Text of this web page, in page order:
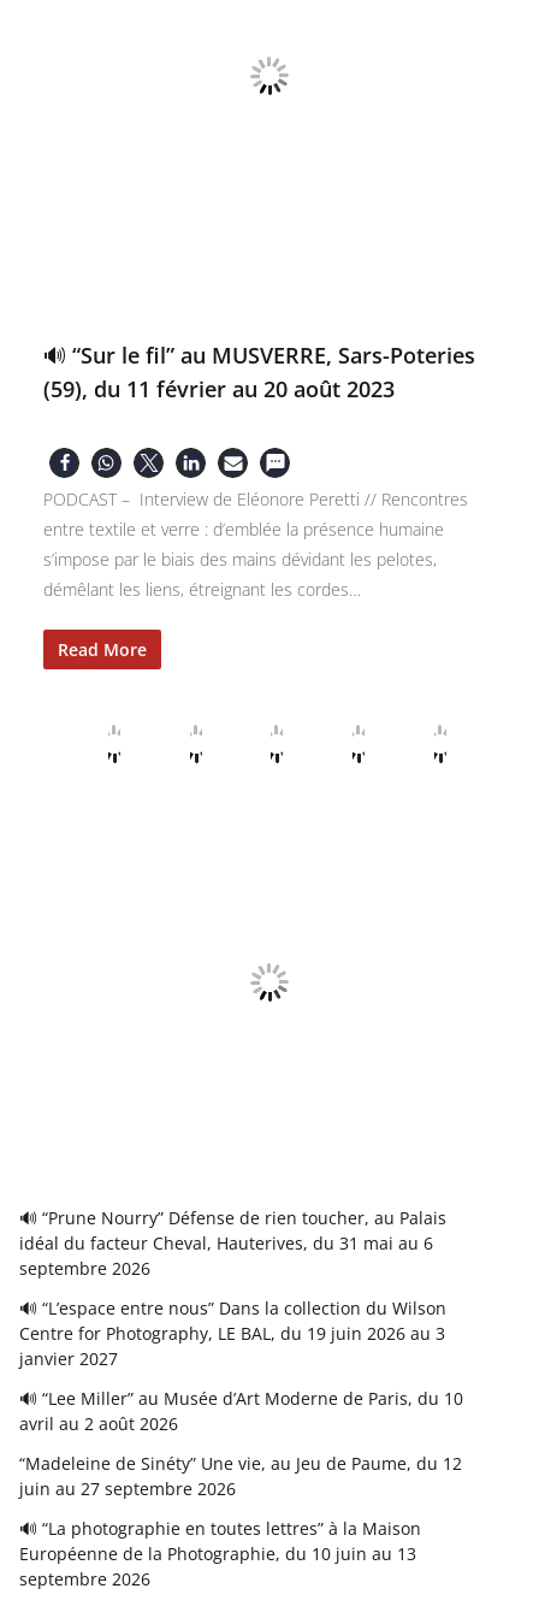
🔊 “Sur le fil” au MUSVERRE, Sars-Poteries
(59), du 11 février au 20 août 2023
PODCAST – Interview de Eléonore Peretti // Rencontres
entre textile et verre : d’emblée la présence humaine
s’impose par le biais des mains dévidant les pelotes,
démêlant les liens, étreignant les cordes…
Read More
🔊 “Prune Nourry” Défense de rien toucher, au Palais
idéal du facteur Cheval, Hauterives, du 31 mai au 6
septembre 2026
🔊 “L’espace entre nous” Dans la collection du Wilson
Centre for Photography, LE BAL, du 19 juin 2026 au 3
janvier 2027
🔊 “Lee Miller” au Musée d’Art Moderne de Paris, du 10
avril au 2 août 2026
“Madeleine de Sinéty” Une vie, au Jeu de Paume, du 12
juin au 27 septembre 2026
🔊 “La photographie en toutes lettres” à la Maison
Européenne de la Photographie, du 10 juin au 13
septembre 2026